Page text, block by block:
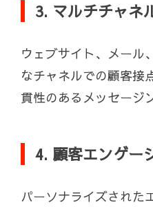
3. マルチチャネ
ウェブサイト、メール
なチャネルでの顧客接
貫性のあるメッセージ
4. 顧客エンゲー
パーソナライズされた